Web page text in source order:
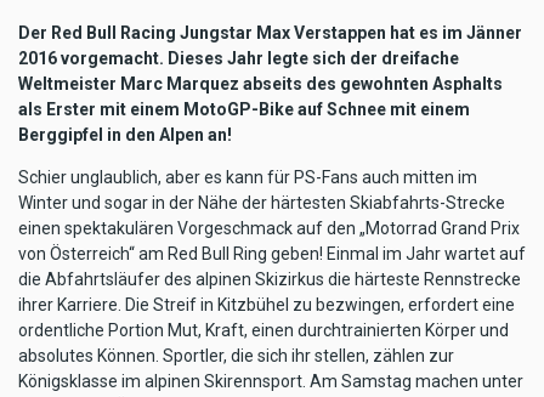
Der Red Bull Racing Jungstar Max Verstappen hat es im Jänner
2016 vorgemacht. Dieses Jahr legte sich der dreifache
Weltmeister Marc Marquez abseits des gewohnten Asphalts
als Erster mit einem MotoGP-Bike auf Schnee mit einem
Berggipfel in den Alpen an!
Schier unglaublich, aber es kann für PS-Fans auch mitten im
Winter und sogar in der Nähe der härtesten Skiabfahrts-Strecke
einen spektakulären Vorgeschmack auf den „Motorrad Grand Prix
von Österreich“ am Red Bull Ring geben! Einmal im Jahr wartet auf
die Abfahrtsläufer des alpinen Skizirkus die härteste Rennstrecke
ihrer Karriere. Die Streif in Kitzbühel zu bezwingen, erfordert eine
ordentliche Portion Mut, Kraft, einen durchtrainierten Körper und
absolutes Können. Sportler, die sich ihr stellen, zählen zur
Königsklasse im alpinen Skirennsport. Am Samstag machen unter